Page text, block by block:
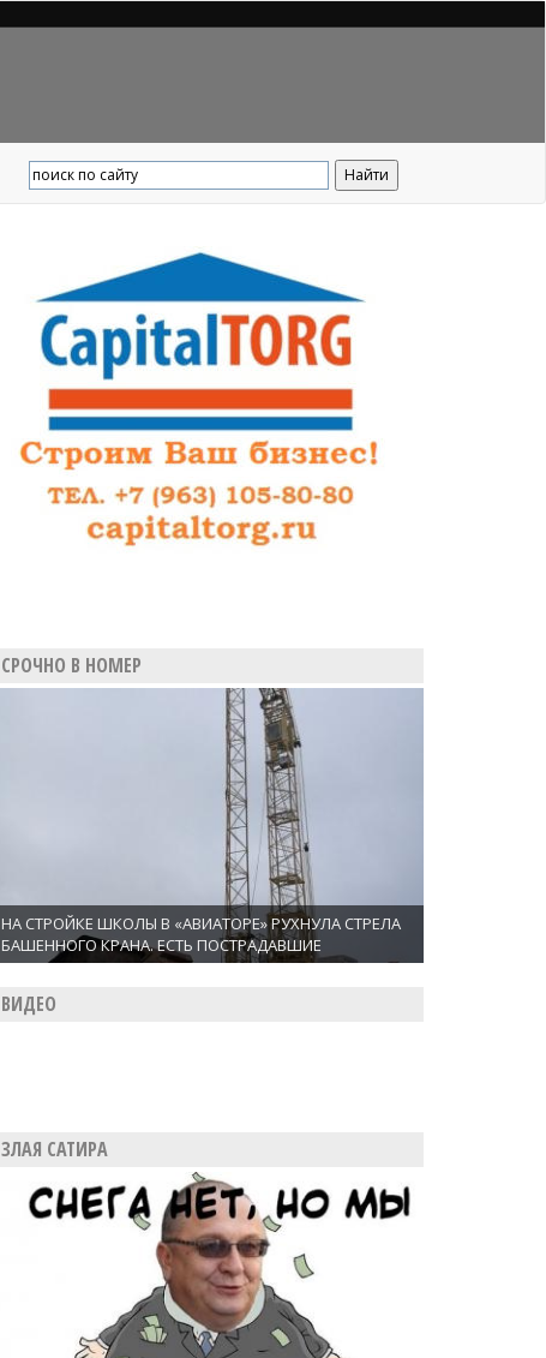
СРОЧНО В НОМЕР
НА СТРОЙКЕ ШКОЛЫ В «АВИАТОРЕ» РУХНУЛА СТРЕЛА
БАШЕННОГО КРАНА. ЕСТЬ ПОСТРАДАВШИЕ
ВИДЕО
ЗЛАЯ САТИРА